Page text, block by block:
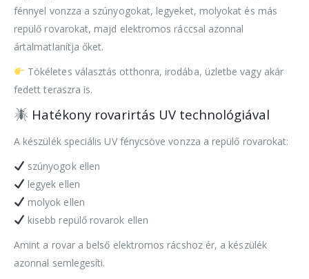
fénnyel vonzza a szúnyogokat, legyeket, molyokat és más
repülő rovarokat, majd elektromos ráccsal azonnal
ártalmatlanítja őket.
Tökéletes választás otthonra, irodába, üzletbe vagy akár
fedett teraszra is.
Hatékony rovarirtás UV technológiával
A készülék speciális UV fénycsöve vonzza a repülő rovarokat:
szúnyogok ellen
legyek ellen
molyok ellen
kisebb repülő rovarok ellen
Amint a rovar a belső elektromos rácshoz ér, a készülék
azonnal semlegesíti.